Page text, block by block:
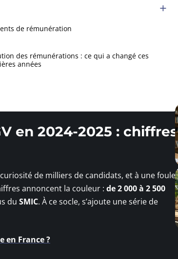
de rémunération
des rémunérations : ce qui a changé ces
années
en 2024-2025 : chiffres
de milliers de candidats, et à une foule
annoncent la couleur : de 2 000 à 2 500
du SMIC. À ce socle, s’ajoute une série de
en France ?